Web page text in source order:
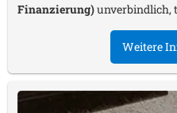
Finanzierung)unverbindlich,
Weitere